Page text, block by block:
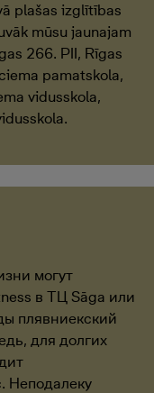
plašas izglītības
mūsu jaunajam
266. PII, Rīgas
pamatskola,
vidusskola,
могут
в ТЦ Sāga или
плявниекский
для долгих
Неподалеку